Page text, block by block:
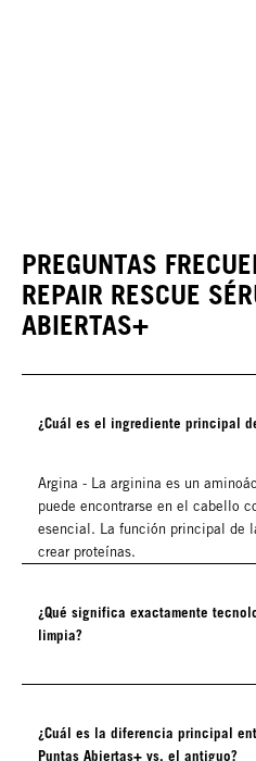
PREGUNTAS
REPAIR RESCUE
ABIERTAS+
¿Cuál es el ingrediente principal
Argina - La arginina es un
puede encontrarse en el cabello
esencial. La función principal de
crear proteínas.
¿Qué significa exactamente
limpia?
¿Cuál es la diferencia principal
Puntas Abiertas+ vs. el antiguo?